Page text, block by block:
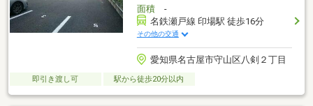
面積-
名鉄瀬戸線 印場駅 徒歩16分
その他の交通
愛知県名古屋市守山区八剣２丁目
即引き渡し可 駅から徒歩20分以内